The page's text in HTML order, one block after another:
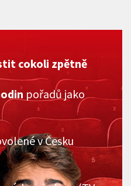
cokoli zpětně
pořadů jako
v Česku